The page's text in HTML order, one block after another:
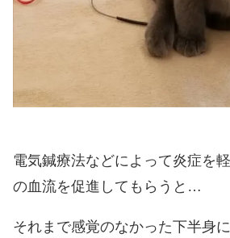
電気鍼療法などによって炎症を
の血流を促進してもらうと…
それまで感覚のなかった下半身